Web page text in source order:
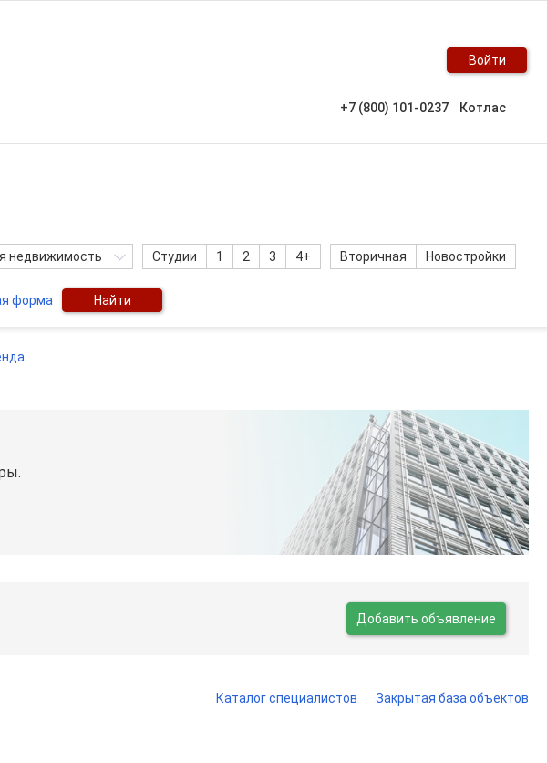
Войти
+7 (800) 101-0237 Котлас
недвижимость Студии 1 2 3 4+ Вторичная Новостройки
форма Найти
Добавить объявление
Каталог специалистов Закрытая база объектов